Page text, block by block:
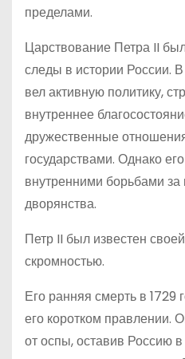
пределами.
Царствование Петра II
следы в истории России.
вел активную политику,
внутреннее
дружественные
государствами. Однако
внутренними борьбами за
дворянства.
Петр II был известен
скромностью.
Его ранняя смерть в 1729
его коротком правлении.
от оспы, оставив Россию